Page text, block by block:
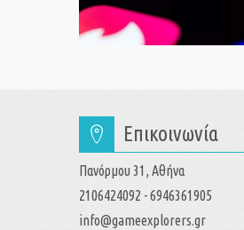
Επικοινωνία
Πανόρμου 31, Αθήνα
2106424092 - 6946361905
info@gameexplorers.gr